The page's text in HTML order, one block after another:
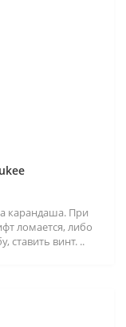
карандаша. При
ломается, либо
ставить винт. ..